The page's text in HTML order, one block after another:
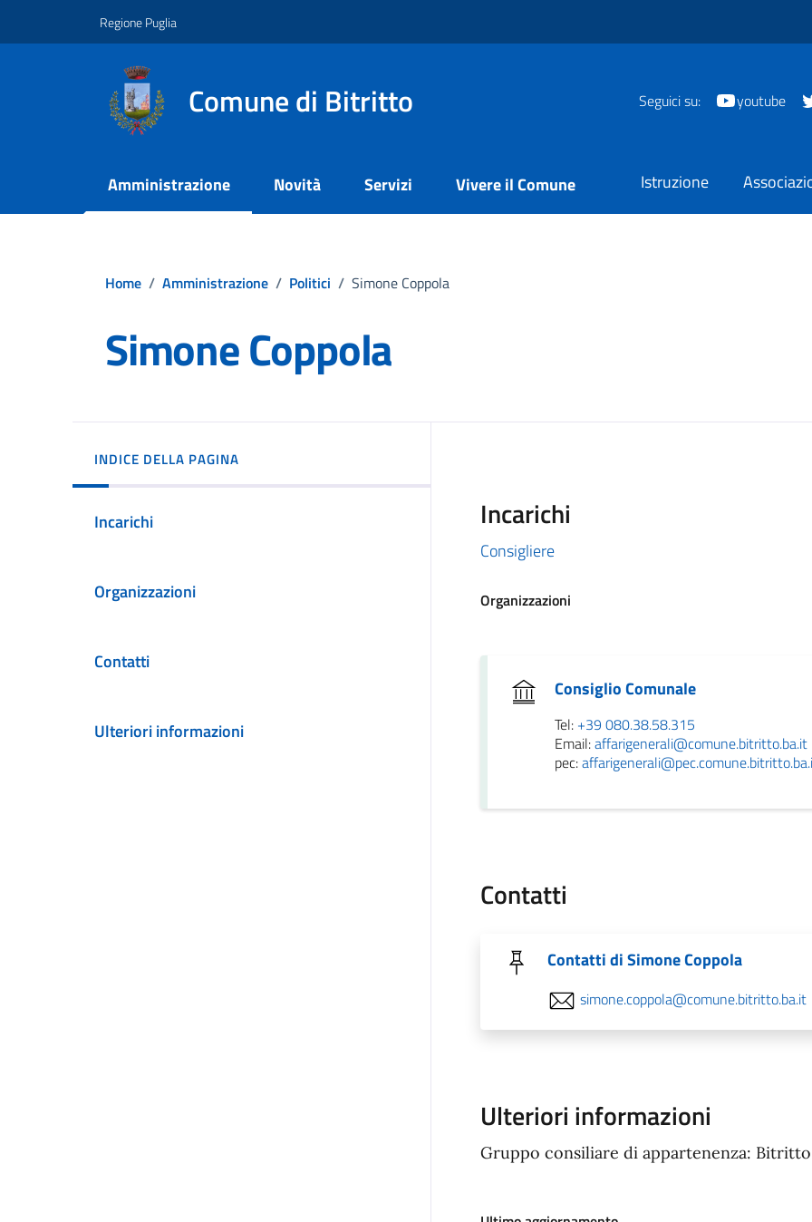
Regione Puglia
Comune di Bitritto Seguici su: youtube
Amministrazione Novità Servizi Vivere il Comune Istruzione
Home / Amministrazione / Politici / Simone Coppola
Simone Coppola
INDICE DELLA PAGINA
Incarichi
Organizzazioni
Contatti
Ulteriori informazioni
Incarichi
Consigliere
Organizzazioni
Consiglio Comunale
Tel: +39 080.38.58.315
Email:affarigenerali@comune.bitritto.ba.it
pec:
Contatti
Contatti di Simone Coppola
simone.coppola@comune.bitritto.ba.it
Ulteriori informazioni
Gruppo consiliare di appartenenza: